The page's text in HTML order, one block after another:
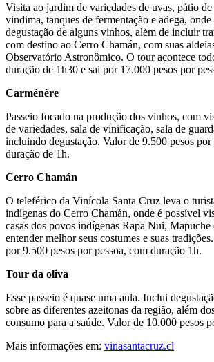
Visita ao jardim de variedades de uvas, pátio de
vindima, tanques de fermentação e adega, onde
degustação de alguns vinhos, além de incluir
com destino ao Cerro Chamán, com suas
Observatório Astronômico. O tour acontece
duração de 1h30 e sai por 17.000 pesos por
Carménère
Passeio focado na produção dos vinhos, com
de variedades, sala de vinificação, sala de
incluindo degustação. Valor de 9.500 pesos por
duração de 1h.
Cerro Chamán
O teleférico da Vinícola Santa Cruz leva o
indígenas do Cerro Chamán, onde é possível
casas dos povos indígenas Rapa Nui, Mapuche
entender melhor seus costumes e suas
por 9.500 pesos por pessoa, com duração 1h.
Tour da oliva
Esse passeio é quase uma aula. Inclui
sobre as diferentes azeitonas da região, além
consumo para a saúde. Valor de 10.000 pesos
Mais informações em: vinasantacruz.cl